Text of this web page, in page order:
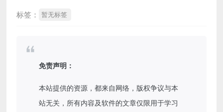
标签： 暂无标签
免责声明：
本站提供的资源，都来自网络，版权争议与本
站无关，所有内容及软件的文章仅限用于学习